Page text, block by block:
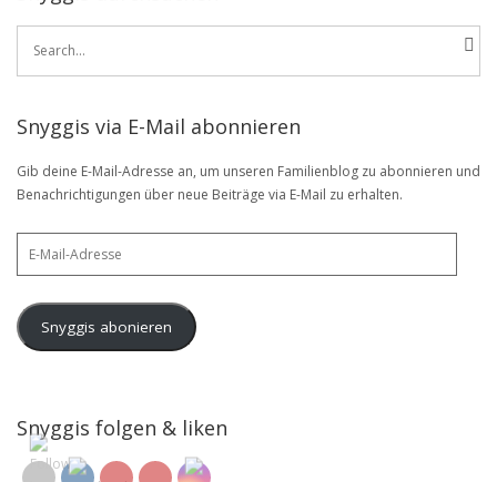
Search
Snyggis via E-Mail abonnieren
Gib deine E-Mail-Adresse an, um unseren Familienblog zu abonnieren und
Benachrichtigungen über neue Beiträge via E-Mail zu erhalten.
Snyggis abonieren
Snyggis folgen & liken